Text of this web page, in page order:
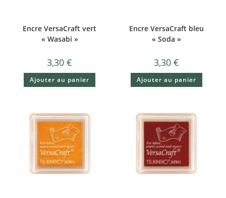
Encre VersaCraft vert
« Wasabi »
3,30€
Ajouter au panier
Encre VersaCraft bleu
« Soda »
3,30 €
Ajouter au panier